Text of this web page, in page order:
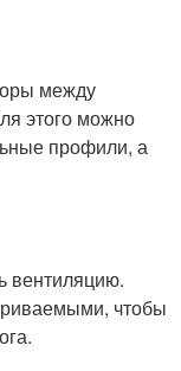
между
этого можно
профили, а
вентиляцию.
чтобы